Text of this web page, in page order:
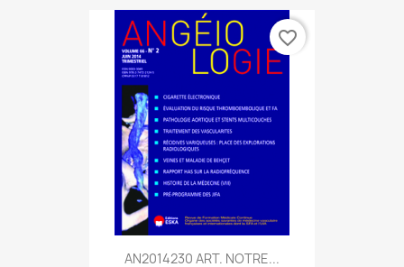
AN2014230 ART. NOTRE...
favorite_border